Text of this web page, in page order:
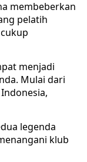
membeberkan
pelatih
menjadi
Mulai dari
legenda
klub